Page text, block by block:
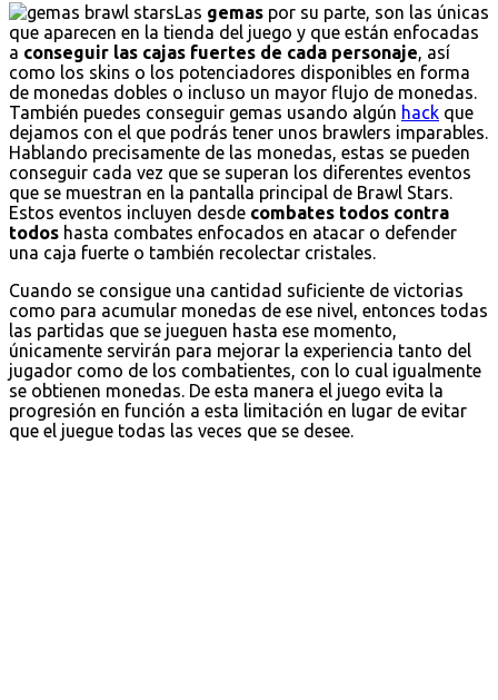
Las gemas por su parte, son las únicas
que aparecen en la tienda del juego y que están enfocadas
a conseguir las cajas fuertes de cada personaje , así
como los skins o los potenciadores disponibles en forma
de monedas dobles o incluso un mayor flujo de monedas.
También puedes conseguir gemas usando algún hack que
dejamos con el que podrás tener unos brawlers imparables.
Hablando precisamente de las monedas, estas se pueden
conseguir cada vez que se superan los diferentes eventos
que se muestran en la pantalla principal de Brawl Stars.
Estos eventos incluyen desde combates todos contra
todos hasta combates enfocados en atacar o defender
una caja fuerte o también recolectar cristales.
Cuando se consigue una cantidad suficiente de victorias
como para acumular monedas de ese nivel, entonces todas
las partidas que se jueguen hasta ese momento,
únicamente servirán para mejorar la experiencia tanto del
jugador como de los combatientes, con lo cual igualmente
se obtienen monedas. De esta manera el juego evita la
progresión en función a esta limitación en lugar de evitar
que el juegue todas las veces que se desee.